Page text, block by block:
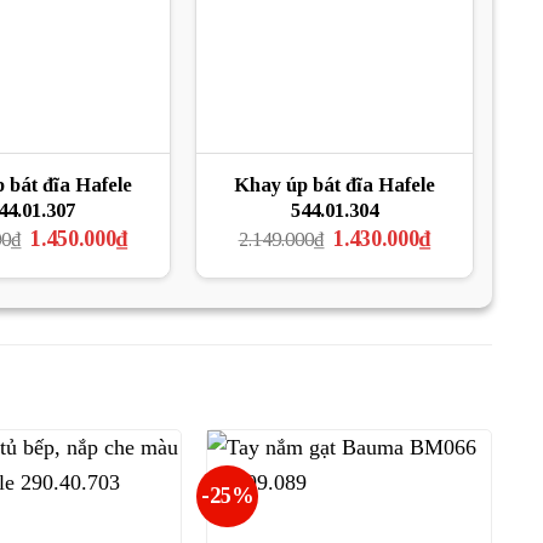
bát đĩa Hafele
₫ Giá
là:
1.450.000₫Giá
hiện
tại
1.450.000₫.
Khay úp bát đĩa Hafele
544.01.304
2.149.000₫ Giá
là:
1.430.000₫Giá
hiện
tại
1.430.000₫.
-25%